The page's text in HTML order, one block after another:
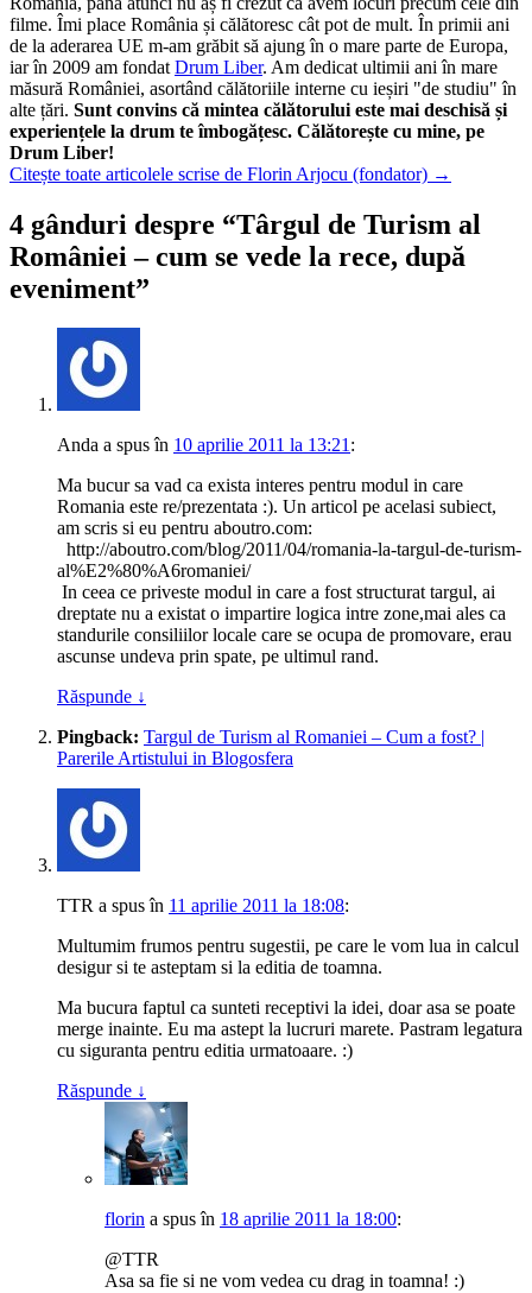
filme. Îmi place România și călătoresc cât pot de mult. În primii ani
de la aderarea UE m-am grăbit să ajung în o mare parte de Europa,
iar în 2009 am fondat Drum Liber. Am dedicat ultimii ani în mare
măsură României, asortând călătoriile interne cu ieșiri "de studiu" în
alte țări. Sunt convins că mintea călătorului este mai deschisă și
experiențele la drum te îmbogățesc. Călătorește cu mine, pe
Drum Liber!
Citește toate articolele scrise de Florin Arjocu (fondator) →
4 gânduri despre “Târgul de Turism al
României – cum se vede la rece, după
eveniment”
Anda a spusîn 10 aprilie 2011 la 13:21:
Ma bucur sa vad ca exista interes pentru modul in care
Romania este re/prezentata :). Un articol pe acelasi subiect,
am scris si eu pentru aboutro.com:
http://aboutro.com/blog/2011/04/romania-la-targul-de-turism-
al%E2%80%A6romaniei/
In ceea ce priveste modul in care a fost structurat targul, ai
dreptate nu a existat o impartire logica intre zone,mai ales ca
standurile consiliilor locale care se ocupa de promovare, erau
ascunse undeva prin spate, pe ultimul rand.
Răspunde ↓
Pingback: Targul de Turism al Romaniei – Cum a fost? |
Parerile Artistului in Blogosfera
TTR a spusîn 11 aprilie 2011 la 18:08:
Multumim frumos pentru sugestii, pe care le vom lua in calcul
desigur si te asteptam si la editia de toamna.
Ma bucura faptul ca sunteti receptivi la idei, doar asa se poate
merge inainte. Eu ma astept la lucruri marete. Pastram legatura
cu siguranta pentru editia urmatoaare. :)
Răspunde ↓
florin a spusîn 18 aprilie 2011 la 18:00:
@TTR
Asa sa fie si ne vom vedea cu drag in toamna! :)